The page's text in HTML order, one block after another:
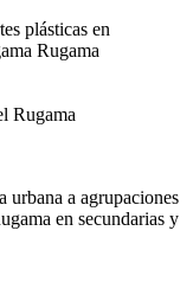
plásticas en
Rugama
Rugama
urbana a agrupaciones
en secundarias y